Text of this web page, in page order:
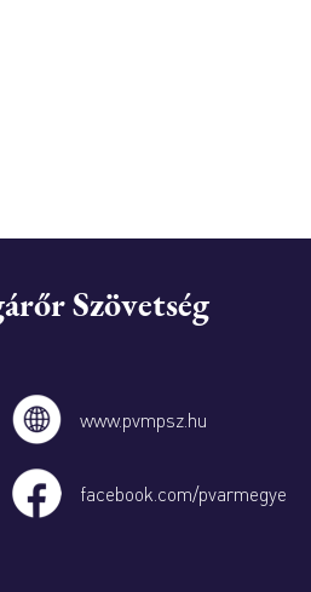
Szövetség
www.pvmpsz.hu
facebook.com/pvarmegye